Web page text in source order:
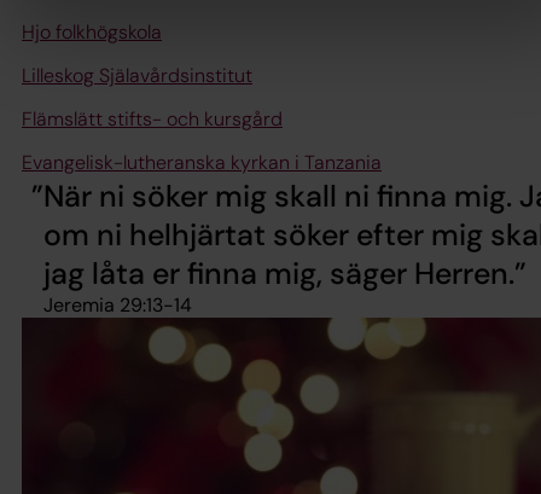
Hjo folkhögskola
Lilleskog Själavårdsinstitut
Flämslätt stifts- och kursgård
Evangelisk-lutheranska kyrkan i Tanzania
När ni söker mig skall ni finna mig.
om ni helhjärtat söker efter mig
jag låta er finna mig, säger Herren.
Jeremia 29:13-14